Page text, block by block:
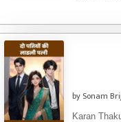
by Sonam
Karan